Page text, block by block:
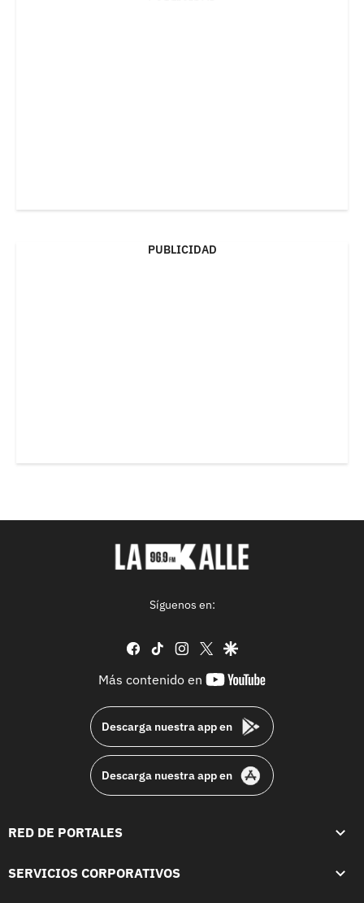
PUBLICIDAD
Síguenos en:
facebook
tiktok instagram
twittergoogle
Más contenido en
youtube-
Descarga nuestra app en
Descarga nuestra app en
RED DE PORTALES
SERVICIOS CORPORATIVOS